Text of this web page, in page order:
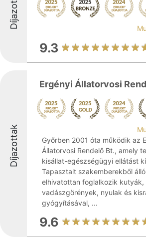
9.3
Díjazottak
Ergényi Állatorvosi
Győrben 2001 óta működik az
Állatorvosi Rendelő Bt., amely
kisállat-egészségügyi ellátást
Tapasztalt szakemberekből
elhivatottan foglalkozik kutyák,
vadászgörények, nyulak és
gyógyításával, ...
9.6